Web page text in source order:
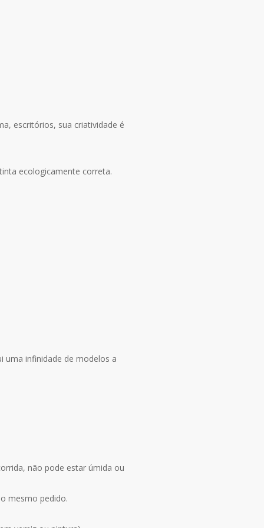
escritórios, sua criatividade é
ecologicamente correta.
uma infinidade de modelos a
não pode estar úmida ou
mesmo pedido.